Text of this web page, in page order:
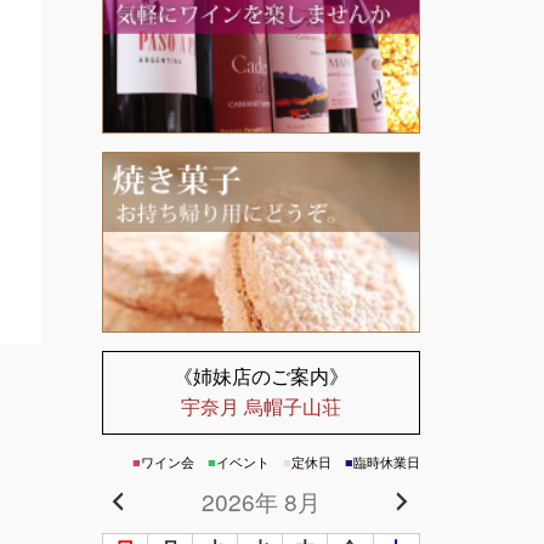
《姉妹店のご案内》
宇奈月 烏帽子山荘
■ワイン会 ■イベント ■定休日 ■臨時休業日
2026年 8月